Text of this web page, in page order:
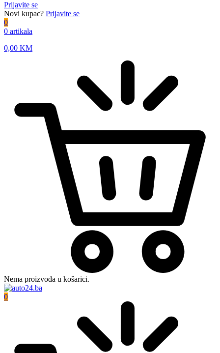
Prijavite se
Novi kupac? Prijavite se
0
0 artikala
0,00 KM
Nema proizvoda u košarici.
0